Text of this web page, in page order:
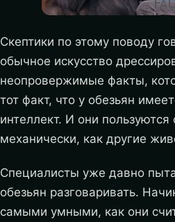
Скептики по этому поводу
обычное искусство
неопровержимые факты,
тот факт, что у обезьян
интеллект. И они
механически, как другие
Специалисты уже давно
обезьян разговаривать.
самыми умными, как они